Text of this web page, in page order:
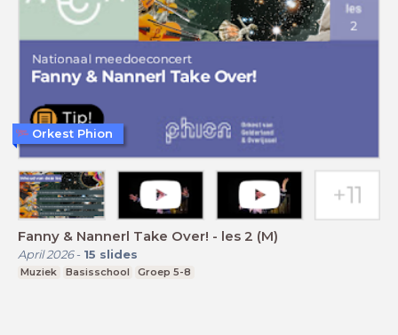
Fanny & Nannerl Take Over! - les 2 (M)
April 2026- 15 slides
Muziek Basisschool Groep 5-8
Orkest Phion